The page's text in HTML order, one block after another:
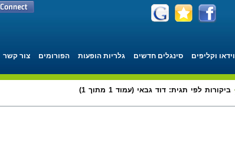
וידאו וקליפים סינגלים חדשים גלריות הופעות הפורומים צור קשר
ביקורות לפי תגית: דוד גבאי (עמוד 1 מתוך 1)